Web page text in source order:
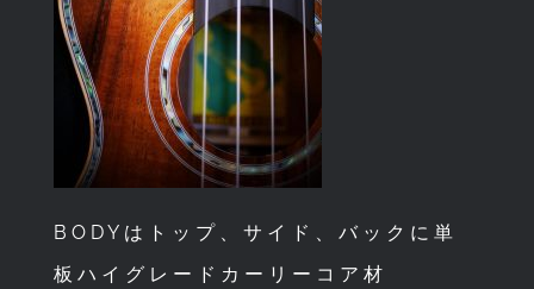
BODYはトップ、サイド、バックに単
板ハイグレードカーリーコア材